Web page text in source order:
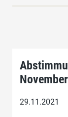
29.11.2021